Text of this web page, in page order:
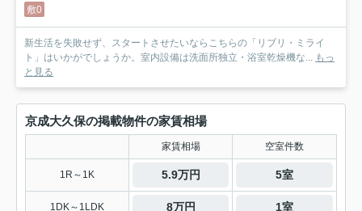
敷0
新生活を失敗せず、スタートさせたいならこちらの「リブリ・ミライ
ト」はいかがでしょうか。室内設備は洗面所独立・浴室乾燥機な... もっ
と見る
京成大久保の掲載物件の家賃相場
家賃相場 空室件数
1R～1K 5.9万円 5室
1DK～1LDK 8万円 1室